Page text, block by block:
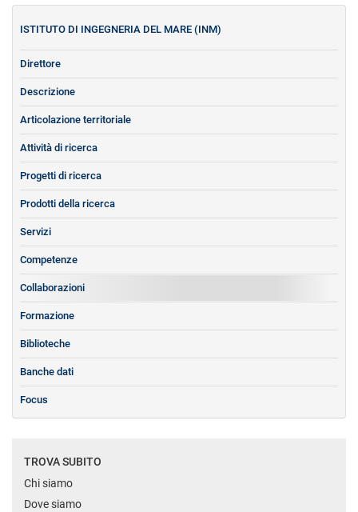
ISTITUTO DI INGEGNERIA DEL MARE (INM)
Direttore
Descrizione
Articolazione territoriale
Attività di ricerca
Progetti di ricerca
Prodotti della ricerca
Servizi
Competenze
Collaborazioni
Formazione
Biblioteche
Banche dati
Focus
TROVA SUBITO
Chi siamo
Dove siamo